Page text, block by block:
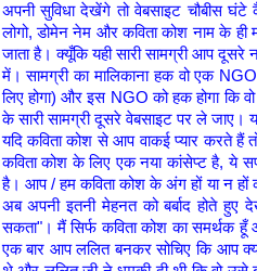
अपनी सुविधा देखेंगे तो वेबसाइट चौबीस
लोगो, डोमेन नेम और कविता कोश नाम के ही
जाता है। क्यूँकि यही सारी सामग्री आप दूसरे
में। सामग्री का मालिकाना हक वो एक
लिए होगा) और इस NGO को हक होगा कि
के सारी सामग्री दूसरे वेबसाइट पर ले जाए।
यदि कविता कोश से आप वाकई प्यार करते हैं
कविता कोश के लिए एक नया कांसेप्ट है, ये
है। आप / हम कविता कोश के अंग हों या न हों
अब अपनी इतनी मेहनत को बर्बाद होते हुए
सकता"। मैं सिर्फ कविता कोश का समर्थक
एक बार आप ललित बनकर सोचिए कि आप